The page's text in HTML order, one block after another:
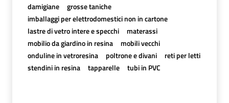
damigiane
grosse taniche
imballaggi per elettrodomestici non in cartone
lastre di vetro intere e specchi
materassi
mobilio da giardino in resina
mobili vecchi
onduline in vetroresina
poltrone e divani
reti per letti
stendini in resina
tapparelle tubi in PVC